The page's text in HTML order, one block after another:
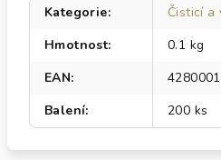
Kategorie:
Čisticí a
Hmotnost:
0.1 kg
EAN:
Balení: 200 ks